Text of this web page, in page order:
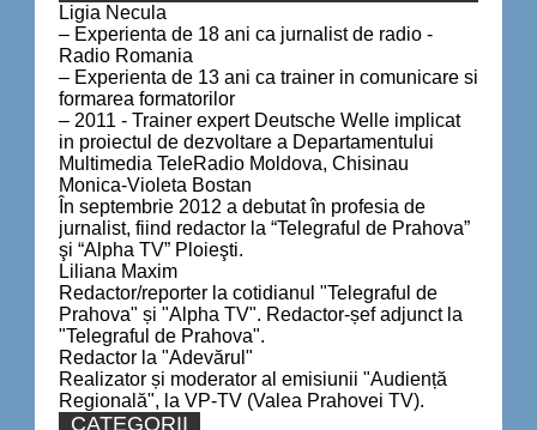
Ligia Necula
– Experienta de 18 ani ca jurnalist de radio -
Radio Romania
– Experienta de 13 ani ca trainer in comunicare si
formarea formatorilor
– 2011 - Trainer expert Deutsche Welle implicat
in proiectul de dezvoltare a Departamentului
Multimedia TeleRadio Moldova, Chisinau
Monica-Violeta Bostan
În septembrie 2012 a debutat în profesia de
jurnalist, fiind redactor la “Telegraful de Prahova”
şi “Alpha TV” Ploieşti.
Liliana Maxim
Redactor/reporter la cotidianul "Telegraful de
Prahova" și "Alpha TV". Redactor-șef adjunct la
"Telegraful de Prahova".
Redactor la "Adevărul"
Realizator și moderator al emisiunii "Audiență
Regională", la VP-TV (Valea Prahovei TV).
CATEGORII